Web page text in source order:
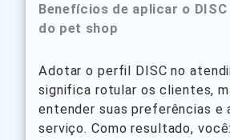
Benefícios de aplicar o DISC
do pet shop
Adotar o perfil DISC no
significa rotular os clientes,
entender suas preferências e
serviço. Como resultado, você: